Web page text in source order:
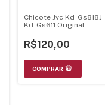
Chicote Jvc Kd-Gs818J
Kd-Gs611 Original
R$120,00